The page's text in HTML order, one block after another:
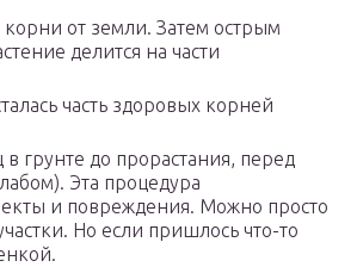
корни от земли. Затем острым
делится на части
часть здоровых корней
грунте до прорастания, перед
Эта процедура
и повреждения. Можно просто
Но если пришлось что-то